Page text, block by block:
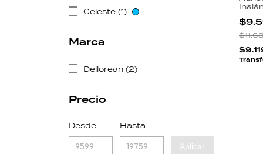
Celeste (1)
Marca
Dellorean (2)
Precio
Desde Hasta
Aplicar
D-